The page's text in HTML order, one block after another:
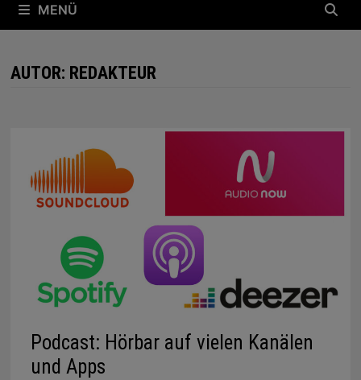
MENÜ
AUTOR: REDAKTEUR
Podcast: Hörbar auf vielen Kanälen
und Apps